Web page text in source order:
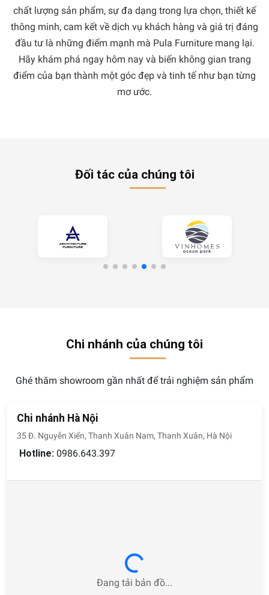
chất lượng sản phẩm, sự đa dạng trong lựa chọn, thiết kế
thông minh, cam kết về dịch vụ khách hàng và giá trị đáng
đầu tư là những điểm mạnh mà Pula Furniture mang lại.
Hãy khám phá ngay hôm nay và biến không gian trang
điểm của bạn thành một góc đẹp và tinh tế như bạn từng
mơ ước.
Đối tác của chúng tôi
Chi nhánh của chúng tôi
Ghé thăm showroom gần nhất để trải nghiệm sản phẩm
Chi nhánh Hà Nội
35 Đ. Nguyễn Xiển, Thanh Xuân Nam, Thanh Xuân, Hà Nội
Hotline: 0986.643.397
Loading...
Đang tải bản đồ...